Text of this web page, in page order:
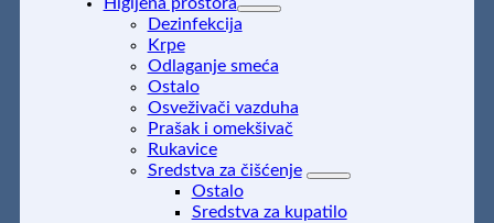
Higijena prostora
Dezinfekcija
Krpe
Odlaganje smeća
Ostalo
Osveživači vazduha
Prašak i omekšivač
Rukavice
Sredstva za čišćenje
Ostalo
Sredstva za kupatilo